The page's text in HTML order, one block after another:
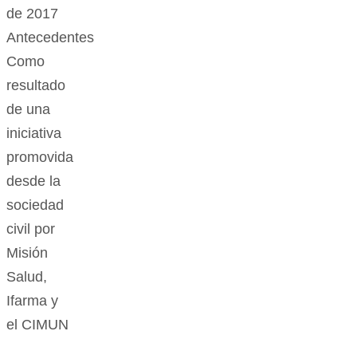
de 2017
Antecedentes
Como
resultado
de una
iniciativa
promovida
desde la
sociedad
civil por
Misión
Salud,
Ifarma y
el CIMUN